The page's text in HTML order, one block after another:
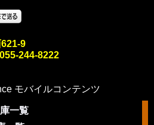
9
244-8222
モバイルコンテンツ
一覧